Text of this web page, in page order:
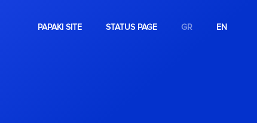
PAPAKI SITE STATUS PAGE GR EN